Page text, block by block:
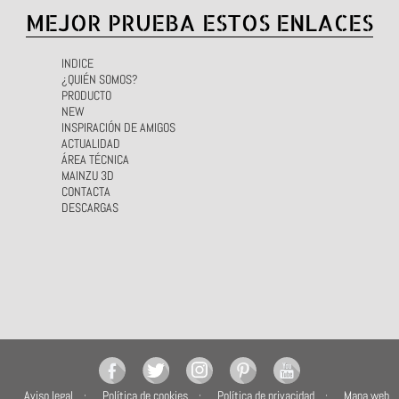
MEJOR PRUEBA ESTOS ENLACES
INDICE
¿QUIÉN SOMOS?
PRODUCTO
NEW
INSPIRACIÓN DE AMIGOS
ACTUALIDAD
ÁREA TÉCNICA
MAINZU 3D
CONTACTA
DESCARGAS
Aviso legal Política de cookies Política de privacidad Mapa web